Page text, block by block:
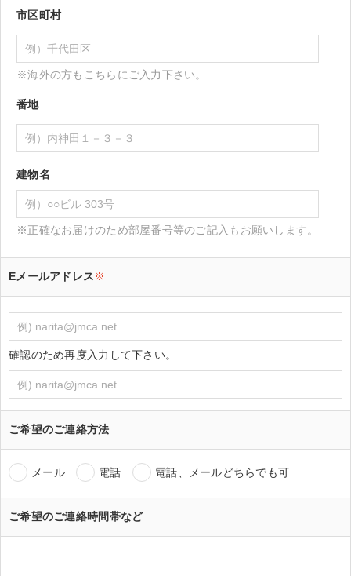
市区町村
※海外の方もこちらにご入力下さい。
番地
建物名
※正確なお届けのため部屋番号等のご記入もお願いします。
Eメールアドレス※
確認のため再度入力して下さい。
ご希望のご連絡方法
メール 電話 電話、メールどちらでも可
ご希望のご連絡時間帯など